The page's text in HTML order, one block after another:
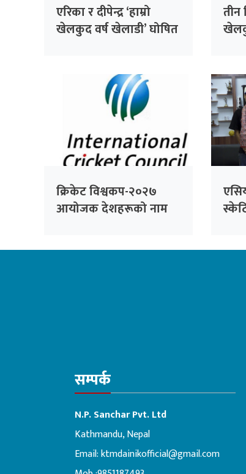
एरिका र दीपेन्द्र ‘हाम्रो
खेलकुद वर्ष खेलाडी’ घोषित
तीन
क्रिकेट विश्वकप-२०२७
आयोजक देशहरूको नाम
सम्पर्क
N.P. Sanchar Pvt. Ltd
Kathmandu, Nepal
Email:ktmdainikofficial@gmail.com